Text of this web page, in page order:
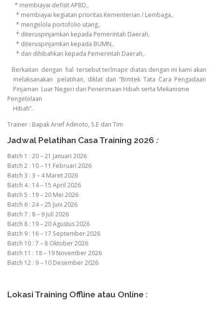
* membiayai defisit APBD,.
* membiayai kegiatan prioritas Kementerian / Lembaga,.
* mengelola portofolio utang,.
* diteruspinjamkan kepada Pemerintah Daerah,
* diteruspinjamkan kepada BUMN,.
* dan dihibahkan kepada Pemerintah Daerah,.
Berkaitan dengan hal tersebut terlmapir diatas dengan ini kami akan
melaksanakan pelatihan, diklat dan “Bimtek Tata Cara Pengadaan
Pinjaman Luar Negeri dan Penerimaan Hibah serta Mekanisme
Pengelolaan
Hibah”.
Trainer : Bapak Arief Adinoto, S.E dan Tim
Jadwal Pelatihan Casa Training 2026 :
Batch 1 : 20 – 21 Januari 2026
Batch 2 : 10 – 11 Februari 2026
Batch 3 : 3 – 4 Maret 2026
Batch 4 : 14 – 15 April 2026
Batch 5 : 19 – 20 Mei 2026
Batch 6 : 24 – 25 Juni 2026
Batch 7 : 8 – 9 Juli 2026
Batch 8 : 19 – 20 Agustus 2026
Batch 9 : 16 – 17 September 2026
Batch 10 : 7 – 8 Oktober 2026
Batch 11 : 18 – 19 November 2026
Batch 12 : 9 – 10 Desember 2026
Lokasi Training Offline atau Online :